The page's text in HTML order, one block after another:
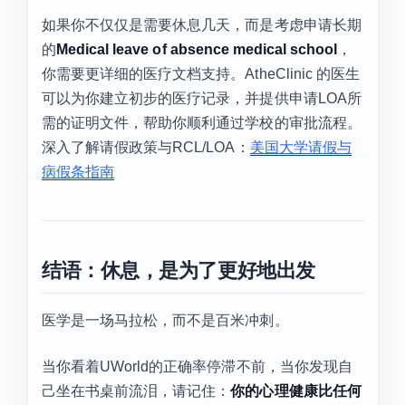
如果你不仅仅是需要休息几天，而是考虑申请长期
的 Medical leave of absence medical school
，
你需要更详细的医疗文档支持。AtheClinic 的医生
可以为你建立初步的医疗记录，并提供申请LOA所
需的证明文件，帮助你顺利通过学校的审批流程。
深入了解请假政策与RCL/LOA： 美国大学请假与
病假条指南
结语：休息，是为了更好地出发
医学是一场马拉松，而不是百米冲刺。
当你看着UWorld的正确率停滞不前，当你发现自
己坐在书桌前流泪，请记住：你的心理健康比任何